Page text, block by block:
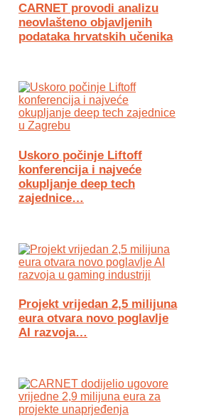
CARNET provodi analizu
neovlašteno objavljenih
podataka hrvatskih učenika
Uskoro počinje Liftoff
konferencija i najveće
okupljanje deep tech
zajednice…
Projekt vrijedan 2,5 milijuna
eura otvara novo poglavlje
AI razvoja…